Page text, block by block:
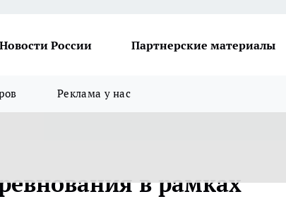
Новости России Партнерские материалы
Реклама у нас
в рамках